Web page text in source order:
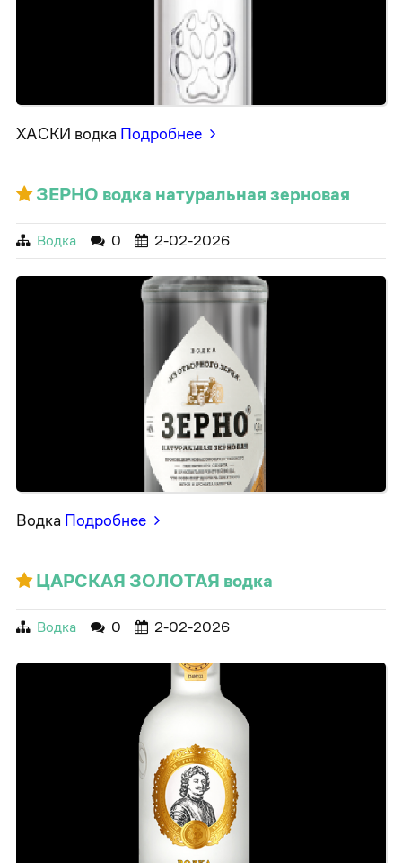
ХАСКИ водка Подробнее
ЗЕРНО водка натуральная зерновая
Водка 0 2-02-2026
Водка Подробнее
ЦАРСКАЯ ЗОЛОТАЯ водка
Водка 0 2-02-2026